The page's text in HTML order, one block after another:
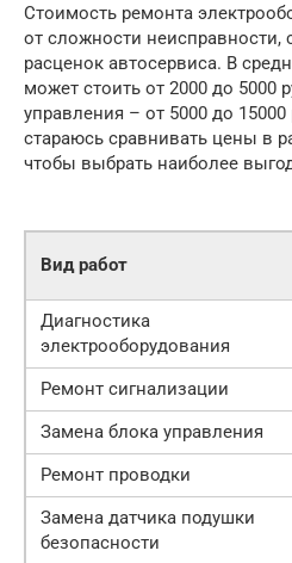
Стоимость ремонта
от сложности неисправности,
расценок автосервиса. В
может стоить от 2000 до 5000
управления – от 5000 до 15000
стараюсь сравнивать цены в
чтобы выбрать наиболее
Вид работ
Диагностика
электрооборудования
Ремонт сигнализации
Замена блока управления
Ремонт проводки
Замена датчика подушки
безопасности